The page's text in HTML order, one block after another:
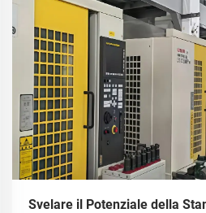
Svelare il Potenziale della